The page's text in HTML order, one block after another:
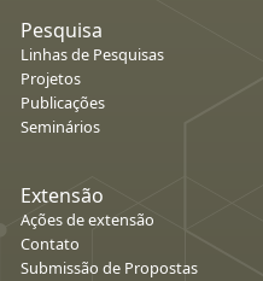
Pesquisa
Linhas de Pesquisas
Projetos
Publicações
Seminários
Extensão
Ações de extensão
Contato
Submissão de Propostas